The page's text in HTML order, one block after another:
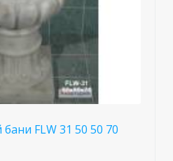
FLW 31 50 50 70